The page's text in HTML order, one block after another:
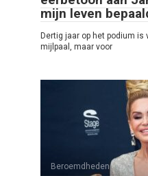
mijn leven
Dertig jaar op het podium is
mijlpaal, maar voor
Beroemdheden